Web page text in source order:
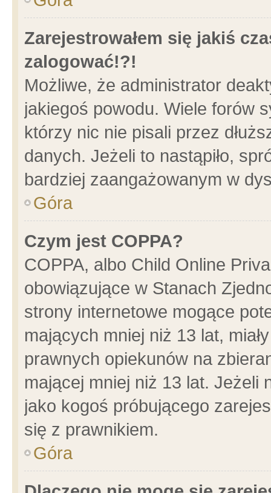
Zarejestrowałem się jakiś
zalogować!?!
Możliwe, że administrator
jakiegoś powodu. Wiele forów
którzy nic nie pisali przez
danych. Jeżeli to nastąpiło,
bardziej zaangażowanym w
Góra
Czym jest COPPA?
COPPA, albo Child Online
obowiązujące w Stanach
strony internetowe mogące
mających mniej niż 13 lat,
prawnych opiekunów na
mającej mniej niż 13 lat. Jeżeli
jako kogoś próbującego
się z prawnikiem.
Góra